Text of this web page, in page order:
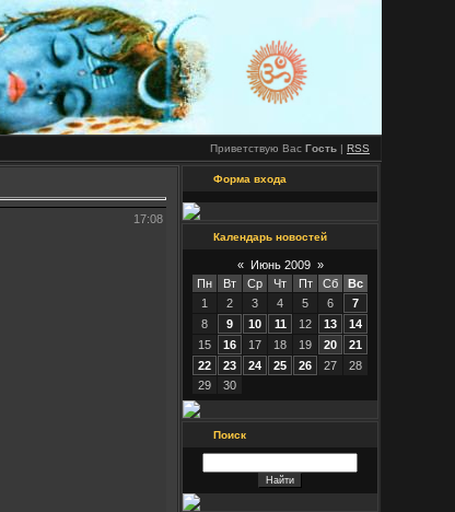
Приветствую Вас Гость | RSS
17:08
Форма входа
Календарь новостей
« Июнь 2009 »
Пн
Вт Ср Чт Пт Сб
Вс
1
2 3 4 5 6
7
8
9 10 11 12 13
14
15
16 17 18 19 20
21
22
23 24 25 26 27
28
29
30
Поиск